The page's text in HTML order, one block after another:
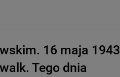
16 maja 1943
Tego dnia